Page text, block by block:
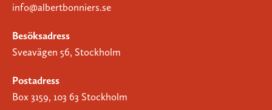
info@albertbonniers.se
Besöksadress
Sveavägen 56, Stockholm
Postadress
Box 3159, 103 63 Stockholm